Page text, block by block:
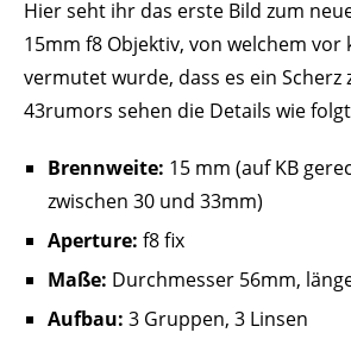
Hier seht ihr das erste Bild zum
15mm f8 Objektiv, von welchem vor
vermutet wurde, dass es ein Scherz
43rumors sehen die Details wie
Brennweite: 15 mm (auf KB
zwischen 30 und 33mm)
Aperture: f8 fix
Maße: Durchmesser 56mm,
Aufbau: 3 Gruppen, 3 Linsen